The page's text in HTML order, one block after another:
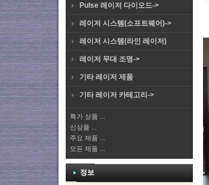
Pulse 레이저 다이오드->
레이저 시스템(소프트웨어)->
레이저 시스템(라인 레이저)
레이저 무대 조명->
기타 레이저 제품
기타 레이저 카테고리->
특가 상품 ...
신상품 ...
주요 제품 ...
모든 제품 ...
정보